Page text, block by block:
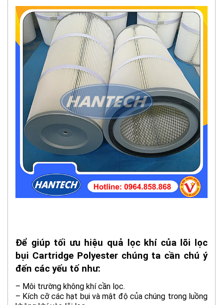
Để giúp tối ưu hiệu quả lọc khí của lõi lọc
bụi Cartridge Polyester chúng ta cần chú ý
đến các yếu tố như:
– Môi trường không khí cần lọc.
– Kích cỡ các hạt bụi và mật độ của chúng trong luồng